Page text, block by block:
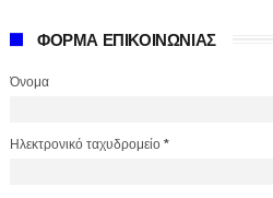
ΦΟΡΜΑ ΕΠΙΚΟΙΝΩΝΙΑΣ
Όνομα
Ηλεκτρονικό ταχυδρομείο *